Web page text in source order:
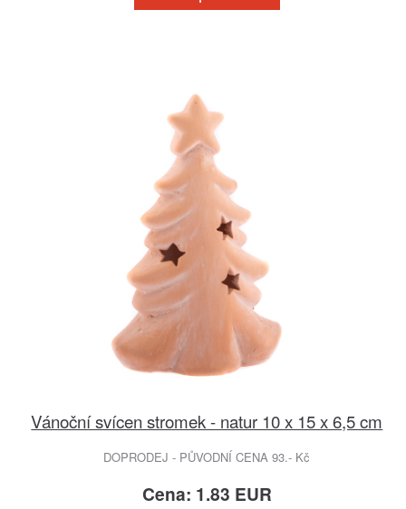
Vánoční svícen stromek - natur 10 x 15 x 6,5 cm
DOPRODEJ - PŮVODNÍ CENA 93.- Kč
Cena: 1.83 EUR